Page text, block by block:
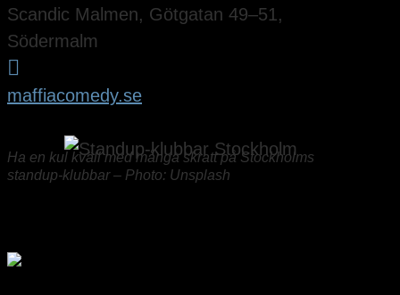
Scandic Malmen, Götgatan 49–51,
Södermalm

maffiacomedy.se
Ha en kul kväll med många skratt på Stockholms
standup-klubbar – Photo: Unsplash